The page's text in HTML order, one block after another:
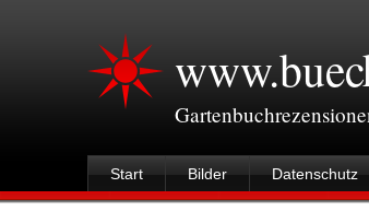
Start Bilder Datenschutz